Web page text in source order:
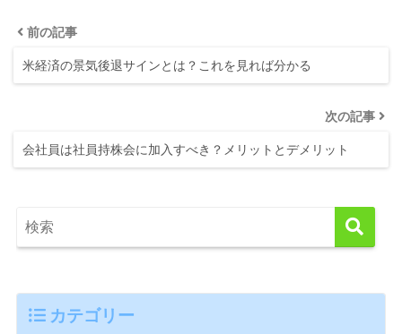
前の記事
米経済の景気後退サインとは？これを見れば分かる
次の記事
会社員は社員持株会に加入すべき？メリットとデメリット
カテゴリー